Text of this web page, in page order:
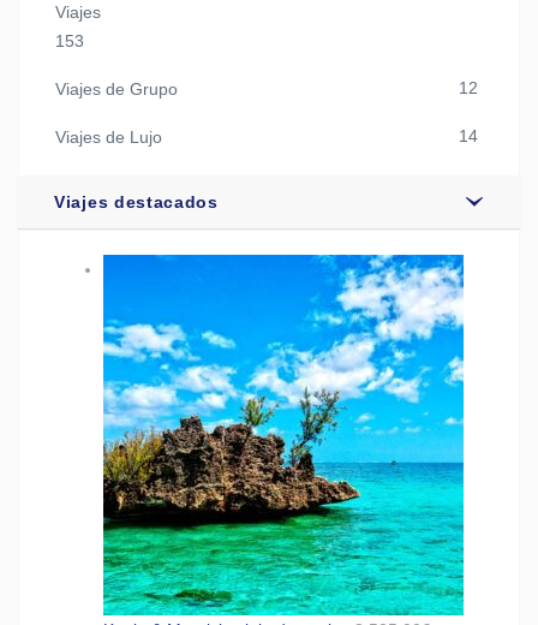
Viajes
153
Viajes de Grupo 12
Viajes de Lujo 14
Viajes destacados